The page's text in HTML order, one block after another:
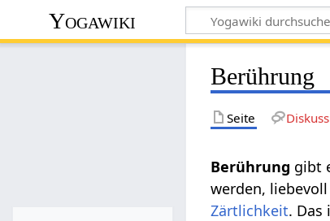
Yogawiki
Berührung
Seite
gibt
werden,
Zärtlichkeit. Das